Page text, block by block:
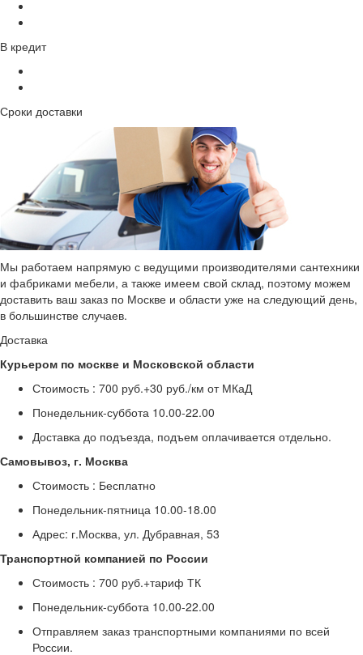
В кредит
Сроки доставки
Мы работаем напрямую с ведущими производителями сантехники
и фабриками мебели, а также имеем свой склад, поэтому можем
доставить ваш заказ по Москве и области уже на следующий день,
в большинстве случаев.
Доставка
Курьером по москве и Московской области
Стоимость : 700 руб.+30 руб./км от МКаД
Понедельник-суббота 10.00-22.00
Доставка до подъезда, подъем оплачивается отдельно.
Самовывоз, г. Москва
Стоимость : Бесплатно
Понедельник-пятница 10.00-18.00
Адрес: г.Москва, ул. Дубравная, 53
Транспортной компанией по России
Стоимость : 700 руб.+тариф ТК
Понедельник-суббота 10.00-22.00
Отправляем заказ транспортными компаниями по всей
России.